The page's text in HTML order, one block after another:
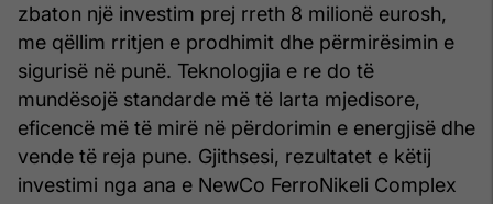
zbaton një investim prej rreth 8 milionë eurosh,
me qëllim rritjen e prodhimit dhe përmirësimin e
sigurisë në punë. Teknologjia e re do të
mundësojë standarde më të larta mjedisore,
eficencë më të mirë në përdorimin e energjisë dhe
vende të reja pune. Gjithsesi, rezultatet e këtij
investimi nga ana e NewCo FerroNikeli Complex